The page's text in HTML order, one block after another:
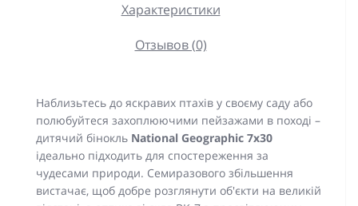
Характеристики
Отзывов (0)
Наблизьтесь до яскравих птахів у своєму саду або
полюбуйтеся захоплюючими пейзажами в поході –
дитячий бінокль National Geographic 7x30
ідеально підходить для спостереження за
чудесами природи. Семиразового збільшення
вистачає, щоб добре розглянути об'єкти на великій